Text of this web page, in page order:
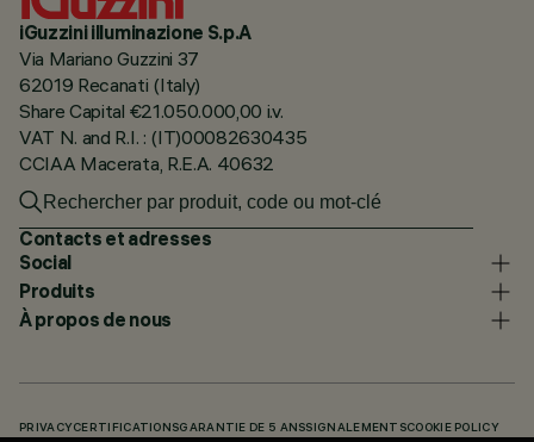
iGuzzini illuminazione S.p.A
Via Mariano Guzzini 37
62019 Recanati (Italy)
Share Capital €21.050.000,00 i.v.
VAT N. and R.I. : (IT)00082630435
CCIAA Macerata, R.E.A. 40632
Contacts et adresses
Social
Produits
À propos de nous
PRIVACY CERTIFICATIONSGARANTIE DE 5 ANSSIGNALEMENTSCOOKIE POLICY